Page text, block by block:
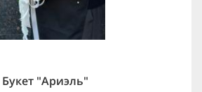
Букет "Ариэль"